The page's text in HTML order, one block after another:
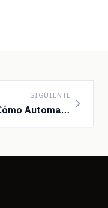
SIGUIENTE
Cómo Automatizar tu Empresa con US$ 100 al Mes